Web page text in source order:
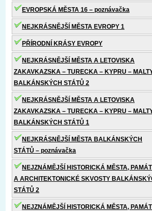
EVROPSKÁ MĚSTA 16 – poznávačka
NEJKRÁSNĚJŠÍ MĚSTA EVROPY 1
PŘÍRODNÍ KRÁSY EVROPY
NEJKRÁSNĚJŠÍ MĚSTA A LETOVISKA
ZAKAVKAZSKA – TURECKA – KYPRU –
BALKÁNSKÝCH STÁTŮ 2
NEJKRÁSNĚJŠÍ MĚSTA A LETOVISKA
ZAKAVKAZSKA – TURECKA – KYPRU –
BALKÁNSKÝCH STÁTŮ 1
NEJKRÁSNĚJŠÍ MĚSTA BALKÁNSKÝCH
STÁTŮ – poznávačka
NEJZNÁMĚJŠÍ HISTORICKÁ MĚSTA,
A ARCHITEKTONICKÉ SKVOSTY
STÁTŮ 2
NEJZNÁMĚJŠÍ HISTORICKÁ MĚSTA,